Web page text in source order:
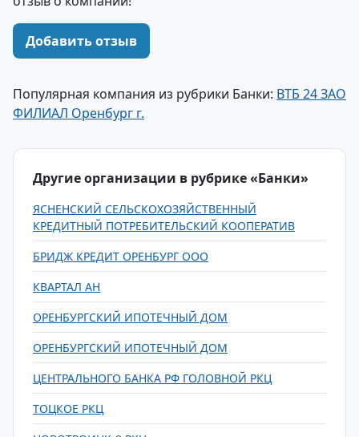
Добавить отзыв
Популярная компания из рубрики Банки: ВТБ 24 ЗАО
ФИЛИАЛ Оренбург г.
Другие организации в рубрике «Банки»
ЯСНЕНСКИЙ СЕЛЬСКОХОЗЯЙСТВЕННЫЙ
КРЕДИТНЫЙ ПОТРЕБИТЕЛЬСКИЙ КООПЕРАТИВ
БРИДЖ КРЕДИТ ОРЕНБУРГ ООО
КВАРТАЛ АН
ОРЕНБУРГСКИЙ ИПОТЕЧНЫЙ ДОМ
ОРЕНБУРГСКИЙ ИПОТЕЧНЫЙ ДОМ
ЦЕНТРАЛЬНОГО БАНКА РФ ГОЛОВНОЙ РКЦ
ТОЦКОЕ РКЦ